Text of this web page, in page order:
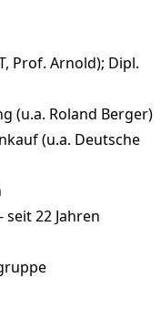
Prof. Arnold); Dipl.
(u.a. Roland Berger)
(u.a. Deutsche
22 Jahren